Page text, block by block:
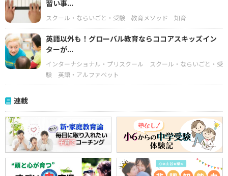
習い事...
スクール・ならいごと・受験 教育メソッド 知育
英語以外も！グローバル教育ならココアスキッズイン
ターが...
インターナショナル・プリスクール
スクール・ならいごと・受
験
英語・アルファベット
連載